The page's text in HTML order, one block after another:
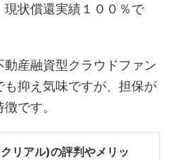
状償還実績１００％で
産融資型クラウドファン
抑え気味ですが、担保が
です。
リアル)の評判やメリッ